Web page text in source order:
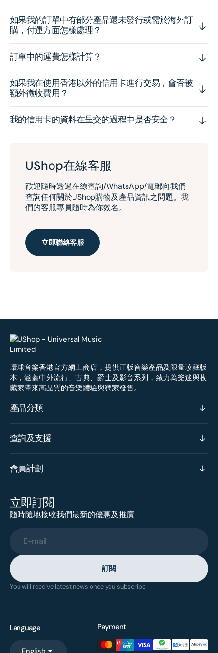
如果我的訂單中有部分產品還未發行或需於海外訂
購，付運方面怎樣處理？
訂單中的運費怎樣計算？
如果我在使用香港以外的信用卡進行交易，會否被
額外徵收費用？
我的信用卡的資料在呈交的過程中是否安全？
UShop在線客服
歡迎隨時透過在線查詢/WhatsApp/電郵向我們
查詢任何關於UShop購物及產品資訊之問題。我
們的客服專員隨時為你效名。
立即聯絡客服
環球音樂香港官方網上商店，提供正版音樂產品及限量珍藏版
本，涵蓋中外流行、古典、爵士及影音系列，致力為樂迷與收
藏家帶來高品質的音樂體驗與獨家發售。
產品分類
查詢及支援
會員計劃
立即訂閱
隨時隨地接收我們最新的優惠及推廣
E-mail
訂閱
You will receive latest news once you subscribe
Language
English
Payment